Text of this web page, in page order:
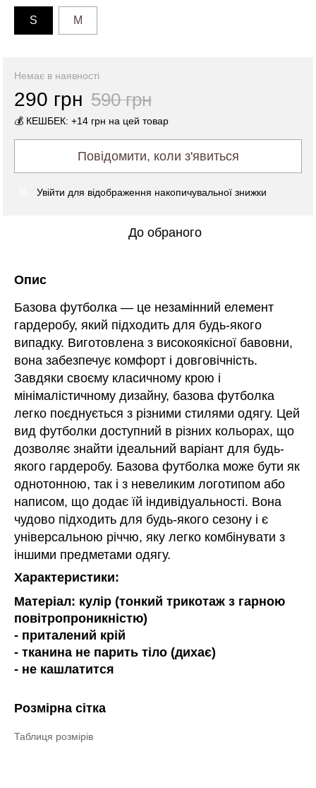
S M
Немає в наявності
290 грн 590 грн
💰 КЕШБЕК: +14 грн на цей товар
Повідомити, коли з'явиться
Увійти для відображення накопичувальної знижки
До обраного
Опис
Базова футболка — це незамінний елемент
гардеробу, який підходить для будь-якого
випадку. Виготовлена з високоякісної бавовни,
вона забезпечує комфорт і довговічність.
Завдяки своєму класичному крою і
мінімалістичному дизайну, базова футболка
легко поєднується з різними стилями одягу. Цей
вид футболки доступний в різних кольорах, що
дозволяє знайти ідеальний варіант для будь-
якого гардеробу. Базова футболка може бути як
однотонною, так і з невеликим логотипом або
написом, що додає їй індивідуальності. Вона
чудово підходить для будь-якого сезону і є
універсальною річчю, яку легко комбінувати з
іншими предметами одягу.
Характеристики:
Матеріал: кулір (тонкий трикотаж з гарною
повітропроникністю)
- приталений крій
- тканина не парить тіло (дихає)
- не кашлатится
Розмірна сітка
Таблиця розмірів